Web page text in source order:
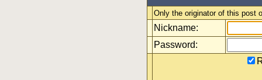
Only the originator of this post
Nickname:
Password: